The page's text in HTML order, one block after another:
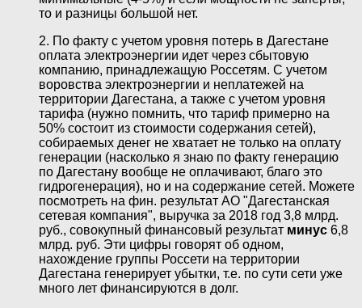
то и разницы большой нет.
2. По факту с учетом уровня потерь в Дагестане
оплата электроэнергии идет через сбытовую
компанию, принадлежащую Россетям. С учетом
воровства электроэнергии и неплатежей на
территории Дагестана, а также с учетом уровня
тарифа (нужно помнить, что тариф примерно на
50% состоит из стоимости содержания сетей),
собираемых денег не хватает не только на оплату
генерации (насколько я знаю по факту генерацию
по Дагестану вообще не оплачивают, благо это
гидрогенерация), но и на содержание сетей. Можете
посмотреть на фин. результат АО "Дагестанская
сетевая компания", выручка за 2018 год 3,8 млрд.
руб., совокупный финансовый результат минус 6,8
млрд. руб. Эти цифры говорят об одном,
нахождение группы Россети на территории
Дагестана генерирует убытки, т.е. по сути сети уже
много лет финансируются в долг.